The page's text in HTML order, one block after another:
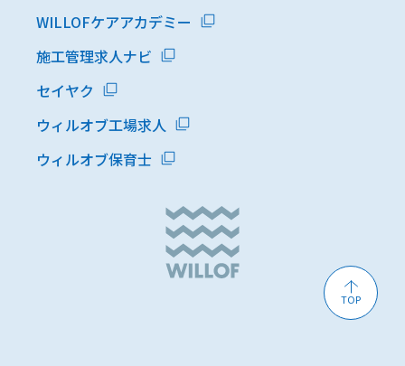
TOP
WILLOFケアアカデミー
施工管理求人ナビ
セイヤク
ウィルオブ工場求人
ウィルオブ保育士